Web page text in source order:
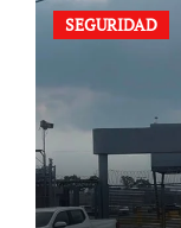
SEGURIDAD